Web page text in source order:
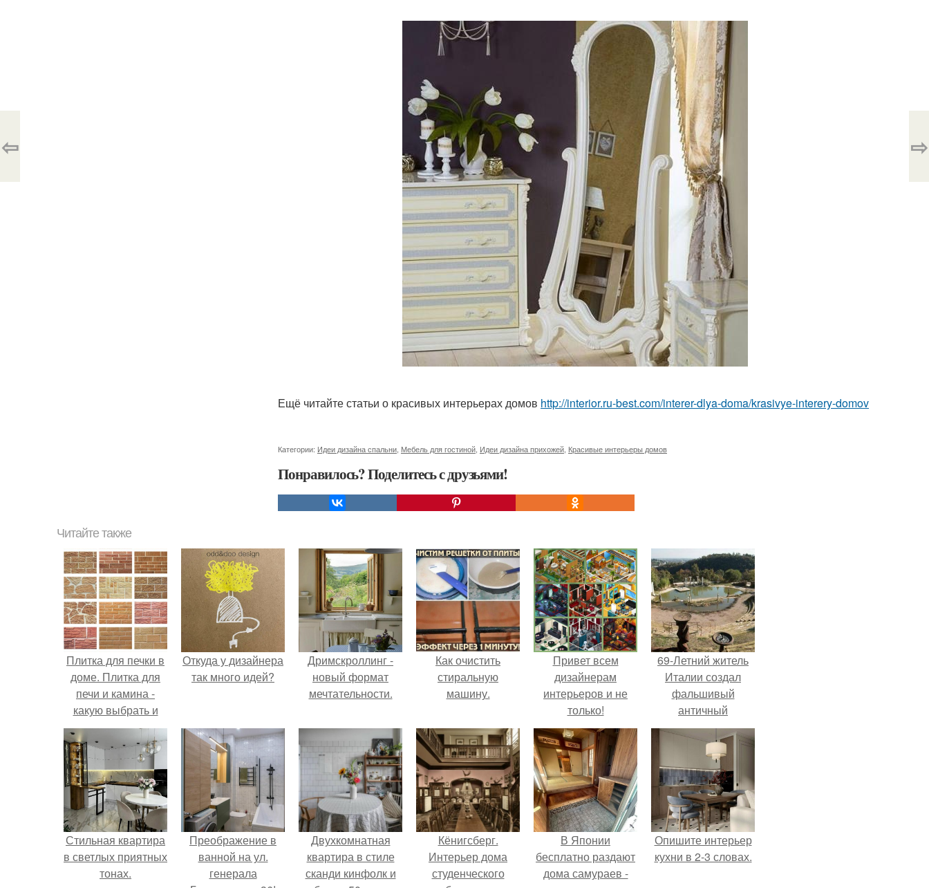
Ещё читайте статьи о красивых интерьерах домов http://interior.ru-best.com/interer-dlya-doma/krasivye-interery-domov
Категории: Идеи дизайна спальни Мебель для гостиной Идеи дизайна прихожей Красивые интерьеры домов
Понравилось? Поделитесь с друзьями!
⇦ ⇨
Читайте также
Плитка для печки в
доме. Плитка для
печи и камина -
какую выбрать и
какой лучше
обложить печь в
доме.
Откуда у дизайнера
так много идей?
Дримскроллинг -
новый формат
мечтательности.
Как очистить
стиральную
машину.
Привет всем
дизайнерам
интерьеров и не
только!
69-Летний житель
Италии создал
фальшивый
античный
амфитеатр и
долгое время
успешно выдавал
его за настоящее
историческое
наследие.
Стильная квартира
в светлых приятных
тонах.
Преображение в
ванной на ул.
генерала
Двухкомнатная
квартира в стиле
сканди кинфолк и
Кёнигсберг.
Интерьер дома
студенческого
В Японии
бесплатно раздают
дома самураев -
Опишите интерьер
кухни в 2-3 словах.